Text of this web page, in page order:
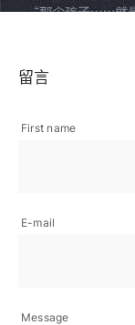
留言
First name
E-mail
Message